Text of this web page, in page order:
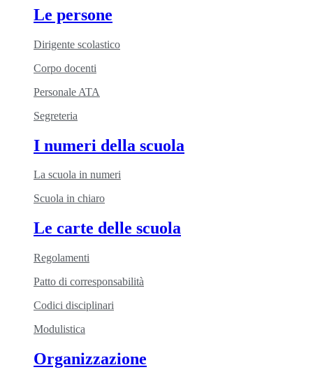
Le persone
Dirigente scolastico
Corpo docenti
Personale ATA
Segreteria
I numeri della scuola
La scuola in numeri
Scuola in chiaro
Le carte delle scuola
Regolamenti
Patto di corresponsabilità
Codici disciplinari
Modulistica
Organizzazione